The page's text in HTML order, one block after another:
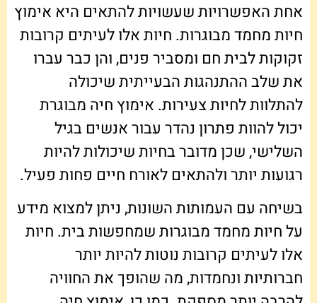
אחת האפשרויות שעשויות להתאים היא אימוץ
חיות מחמד מבוגרות. חיות אלו לעיתים קרובות
זקוקות לבית חם ומסביר פנים, והן כבר עברו
את שלב ההתנהגות הבעייתית שיכולה
להתלוות לחיות צעירות. אימוץ חיה מבוגרת
יכול להוות פתרון נהדר עבור אנשים בגיל
השלישי, שכן מדובר בחיות שיכולות להיות
רגועות יותר ולהתאים לאורח חיים פחות פעיל.
בשיחה עם העמותות השונות, ניתן למצוא מידע
על חיות מחמד מבוגרות שמחפשות בית. חיות
אלו לעיתים קרובות נוטות להיות יותר
חברותיות ונחמדות, מה שהופך את החוויה